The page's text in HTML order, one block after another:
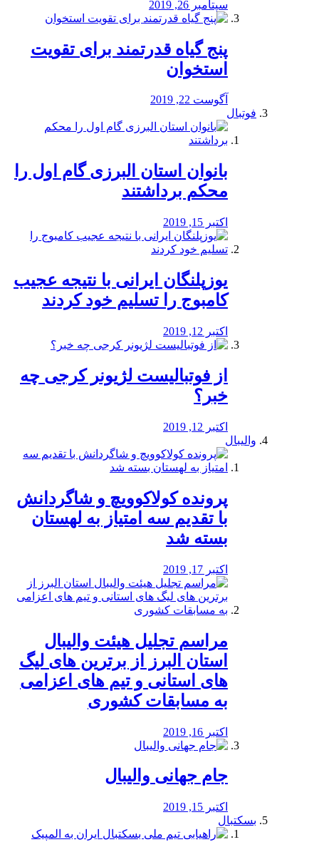
سپتامبر 26, 2019
پنج گیاه قدرتمند برای تقویت
استخوان
آگوست 22, 2019
فوتبال
بانوان استان البرزی گام اول را
محكم برداشتند
اکتبر 15, 2019
یوزپلنگان ایرانی با نتیجه عجیب
کامبوج را تسلیم خود کردند
اکتبر 12, 2019
از فوتبالیست لژیونر کرجی چه
خبر؟
اکتبر 12, 2019
والیبال
پرونده کولاکوویچ و شاگردانش
با تقدیم سه امتیاز به لهستان
بسته شد
اکتبر 17, 2019
مراسم تجلیل هیئت والیبال
استان البرز از برترین های لیگ
های استانی و تیم های اعزامی
به مسابقات کشوری
اکتبر 16, 2019
جام جهانی والیبال
اکتبر 15, 2019
بسکتبال